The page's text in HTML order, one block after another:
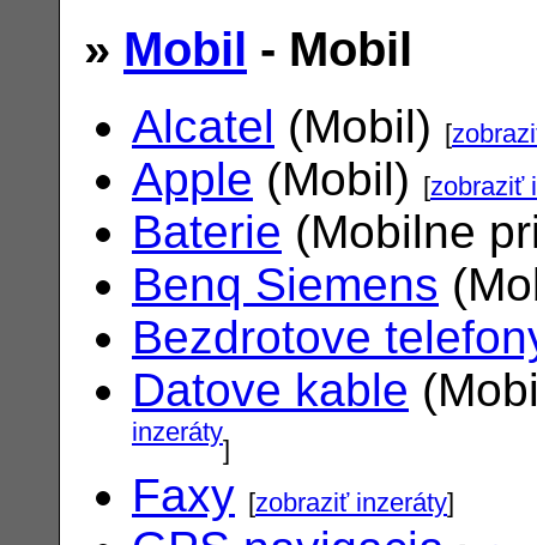
» Mobil - Mobil
Alcatel (Mobil) [
Apple (Mobil) [zobraziť
Baterie (Mobilne
Benq Siemens
Bezdrotove
Datove kable
inzeráty]
Faxy [zobraziť inzeráty]